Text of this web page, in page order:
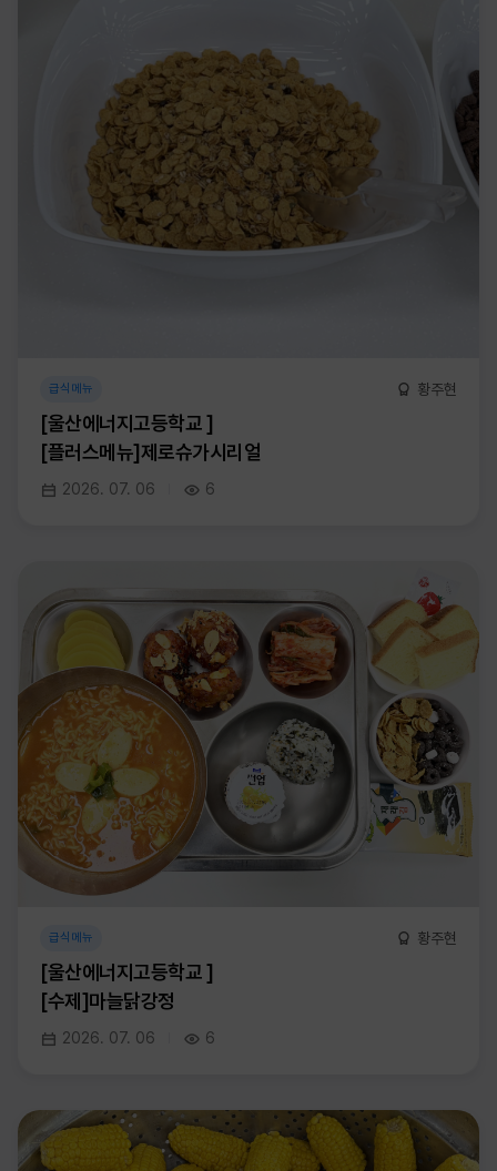
급식메뉴 황주현
[울산에너지고등학교 ]
[플러스메뉴]제로슈가시리얼
2026. 07. 06 6
급식메뉴 황주현
[울산에너지고등학교 ]
[수제]마늘닭강정
2026. 07. 06 6